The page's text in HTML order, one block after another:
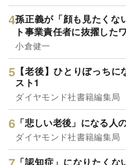
孫正義が「顔も見たくな
ト事業責任者に抜擢した
小倉健一
【老後】ひとりぼっち
スト1
ダイヤモンド社書籍編集局
「悲しい老後」になる人
ダイヤモンド社書籍編集局
「認知症」になりたく